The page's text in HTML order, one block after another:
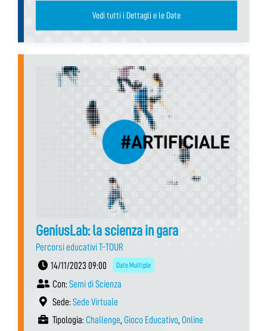
Vedi tutti i Dettagli e le Date
GeniusLab: la scienza in gara
Percorsi educativi T-TOUR
14/11/2023 09:00
Date Multiple
Con: Semi di Scienza
Sede: Sede Virtuale
Tipologia: Challenge, Gioco Educativo, Online